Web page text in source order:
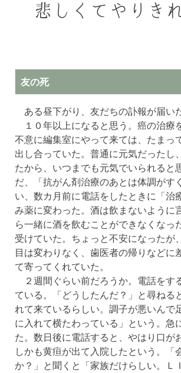
悲しくてやりき
友の死
ある昼下がり、友だちの訃報が届いた
１０年以上になると思う。癌の治療
不意に編集室にやって来ては、たまっ
出し合っていた。普通に元気だったし
たから、いつまでも元気でいられると
だ、「抗がん剤治療のあとは体調がす
い、数カ月前に電話をしたときに「治
み薬に変わった。酒は飲まないように
ら一緒に酒を飲むことができなくなっ
受けていた。ちょっと不安になったが
目は変わりなく、歯医者の帰りなどに
て寄ってくれていた。
２週間ぐらい前だろうか。電話をす
ている。「どうしたんだ？」と尋ねる
れて来ているらしい。調子が悪いんで
に入れて横たわっている」という。急
た。数日後に電話すると、やはり口が
しかも黄疸が出て入院したという。「
か？」と聞くと「家族だけらしい。Ｌ